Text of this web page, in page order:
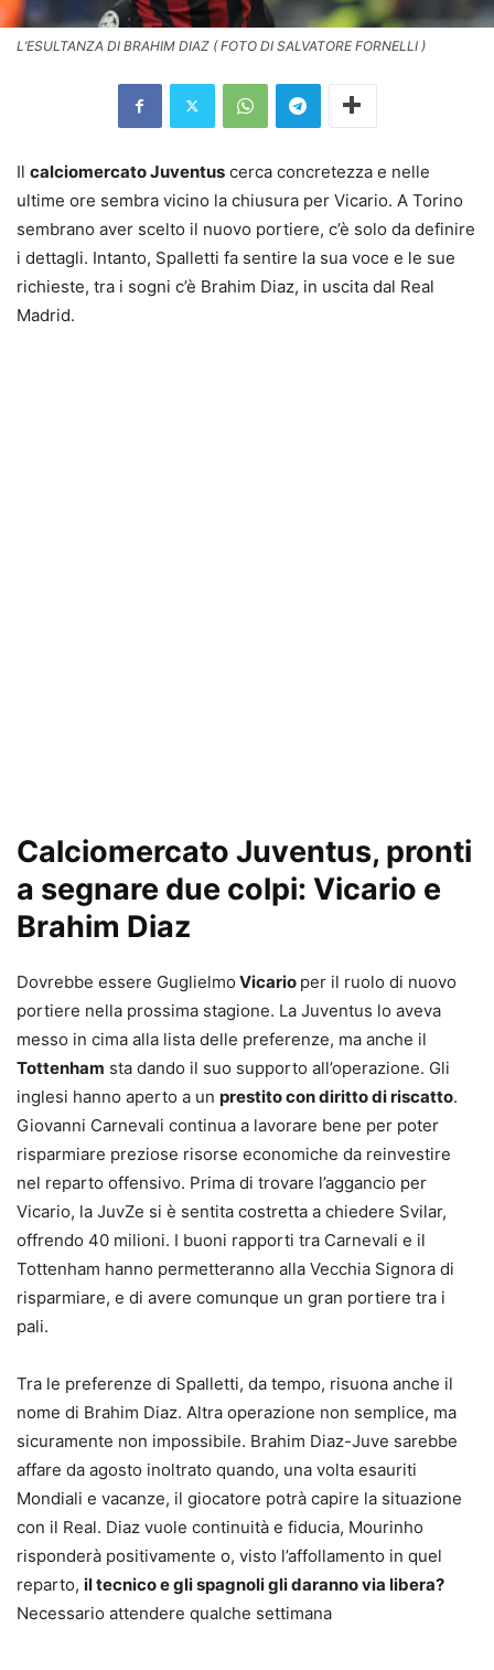
L’ESULTANZA DI BRAHIM DIAZ ( FOTO DI SALVATORE FORNELLI )
Il calciomercato Juventus cerca concretezza e nelle
ultime ore sembra vicino la chiusura per Vicario. A Torino
sembrano aver scelto il nuovo portiere, c’è solo da definire
i dettagli. Intanto, Spalletti fa sentire la sua voce e le sue
richieste, tra i sogni c’è Brahim Diaz, in uscita dal Real
Madrid.
Calciomercato Juventus, pronti
a segnare due colpi: Vicario e
Brahim Diaz
Dovrebbe essere Guglielmo Vicario per il ruolo di nuovo
portiere nella prossima stagione. La Juventus lo aveva
messo in cima alla lista delle preferenze, ma anche il
Tottenham sta dando il suo supporto all’operazione. Gli
inglesi hanno aperto a un prestito con diritto di riscatto.
Giovanni Carnevali continua a lavorare bene per poter
risparmiare preziose risorse economiche da reinvestire
nel reparto offensivo. Prima di trovare l’aggancio per
Vicario, la JuvZe si è sentita costretta a chiedere Svilar,
offrendo 40 milioni. I buoni rapporti tra Carnevali e il
Tottenham hanno permetteranno alla Vecchia Signora di
risparmiare, e di avere comunque un gran portiere tra i
pali.
Tra le preferenze di Spalletti, da tempo, risuona anche il
nome di Brahim Diaz. Altra operazione non semplice, ma
sicuramente non impossibile. Brahim Diaz-Juve sarebbe
affare da agosto inoltrato quando, una volta esauriti
Mondiali e vacanze, il giocatore potrà capire la situazione
con il Real. Diaz vuole continuità e fiducia, Mourinho
risponderà positivamente o, visto l’affollamento in quel
reparto, il tecnico e gli spagnoli gli daranno via libera?
Necessario attendere qualche settimana